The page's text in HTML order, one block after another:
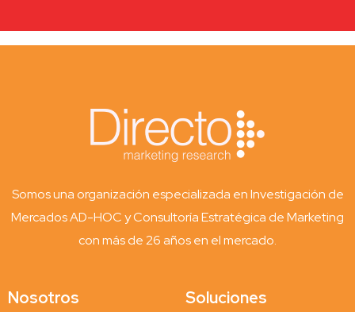
Somos una organización especializada en Investigación de
Mercados AD-HOC y Consultoría Estratégica de Marketing
con más de 26 años en el mercado.
Nosotros Soluciones